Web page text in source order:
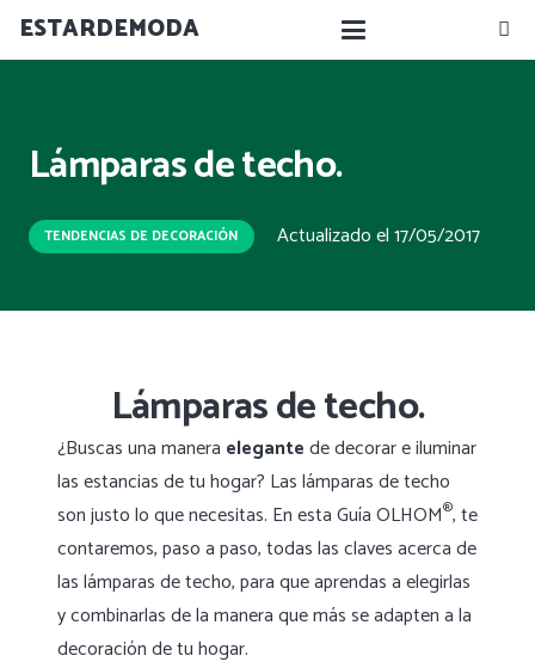
ESTARDEMODA
Lámparas de techo.
TENDENCIAS DE DECORACIÓN Actualizado el17/05/2017
Lámparas de techo.
¿Buscas una manera elegantede decorar e iluminar
las estancias de tu hogar? Las lámparas de techo
son justo lo que necesitas. En esta Guía OLHOM®, te
contaremos, paso a paso, todas las claves acerca de
las lámparas de techo, para que aprendas a elegirlas
y combinarlas de la manera que más se adapten a la
decoración de tu hogar.